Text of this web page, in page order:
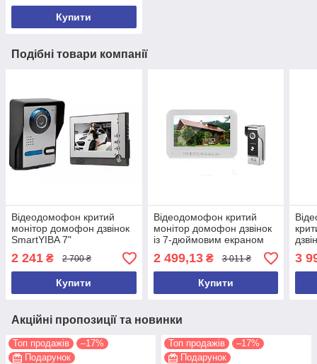
Купити
Подібні товари компанії
Відеодомофон критий
монітор домофон дзвінок
SmartYIBA 7"
2 241 ₴ 2 700 ₴
Купити
Відеодомофон критий
монітор домофон дзвінок
із 7-дюймовим екраном
GAMWATER
2 499,13₴ 3 011 ₴
Купити
3
Акційні пропозиції та новинки
Топ продажів
–17%
Подарунок
Топ продажів
–17%
Подарунок